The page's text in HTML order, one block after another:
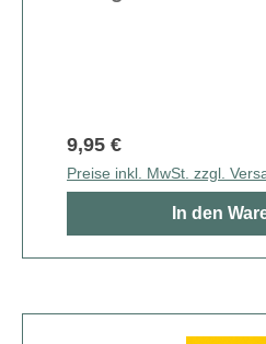
9,95 €
Preise inkl. MwSt. zzgl.
In den